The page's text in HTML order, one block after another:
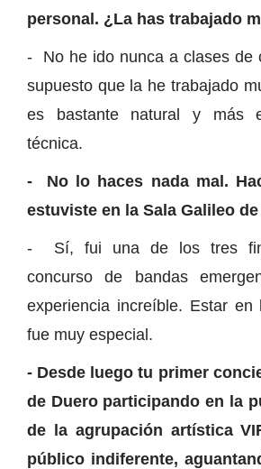
personal. ¿La has trabajado
- No he ido nunca a clases de
supuesto que la he trabajado
es bastante natural y más
técnica.
- No lo haces nada mal.
estuviste en la Sala Galileo
- Sí, fui una de los tres
concurso de bandas
experiencia increíble. Estar en
fue muy especial.
- Desde luego tu primer
de Duero participando en la
de la agrupación artística
público indiferente,